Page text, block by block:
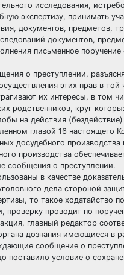
исследования,
экспертизу, принимать
документов, предметов,
документов,
письменное
о преступлении,
этих прав в той
их интересы, в том
родственников, круг
на действия
главой 16 настоящего
досудебного производства
производства
сообщения о преступлении.
в качестве
дела стороной
то такое ходатайство
проводит по
главный редактор
дознания имеющиеся в
сообщение о
условие о